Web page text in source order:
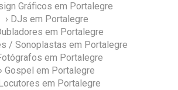
Gráficos em Portalegre
› DJs em Portalegre
em Portalegre
/ Sonoplastas em Portalegre
em Portalegre
› Gospel em Portalegre
em Portalegre